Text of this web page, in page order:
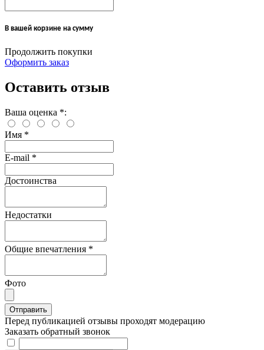
В вашей корзине на сумму
Продолжить покупки
Оформить заказ
Оставить отзыв
Ваша оценка *:
Имя *
E-mail *
Достоинства
Недостатки
Общие впечатления *
Фото
Перед публикацией отзывы проходят модерацию
Заказать обратный звонок